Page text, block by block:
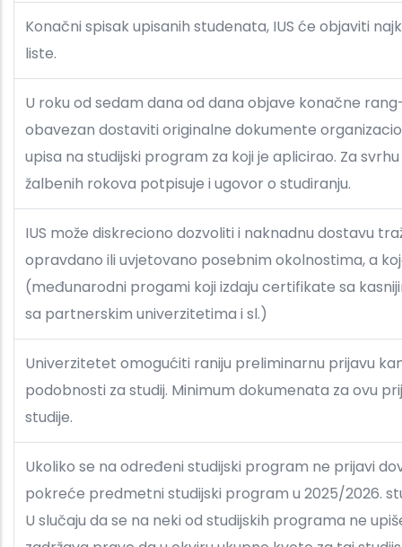
Konačni spisak upisanih studenata, IUS će objaviti
liste.
U roku od sedam dana od dana objave konačne
obavezan dostaviti originalne dokumente
upisa na studijski program za koji je aplicirao. Za
žalbenih rokova potpisuje i ugovor o studiranju.
IUS može diskreciono dozvoliti i naknadnu dostavu
opravdano ili uvjetovano posebnim okolnostima, a
(međunarodni progami koji izdaju certifikate sa
sa partnerskim univerzitetima i sl.)
Univerzitetet omogućiti raniju preliminarnu prijavu
podobnosti za studij. Minimum dokumenata za ovu
studije.
Ukoliko se na određeni studijski program ne prijavi
pokreće predmetni studijski program u 2025/2026.
U slučaju da se na neki od studijskih programa ne